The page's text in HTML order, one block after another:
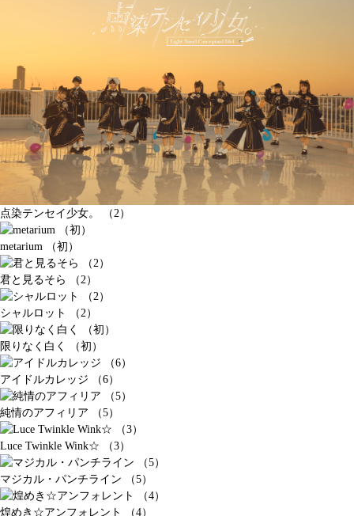
点染テンセイ少女。 （2）
metarium （初）
君と見るそら （2）
シャルロット （2）
限りなく白く （初）
アイドルカレッジ （6）
純情のアフィリア （5）
Luce Twinkle Wink☆ （3）
マジカル・パンチライン （5）
煌めき☆アンフォレント （4）